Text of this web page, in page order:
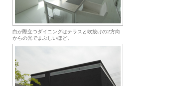
白が際立つダイニングはテラスと吹抜けの2方向
からの光でまぶしいほど。